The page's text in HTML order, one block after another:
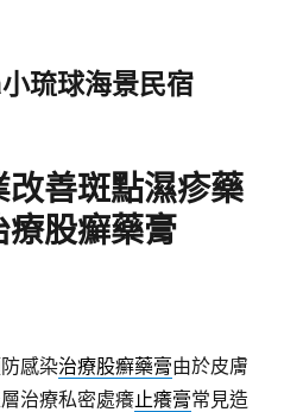
琉球海景民宿
善斑點濕疹藥
股癬藥膏
感染治療股癬藥膏由於皮膚
治療私密處癢止癢膏常見造